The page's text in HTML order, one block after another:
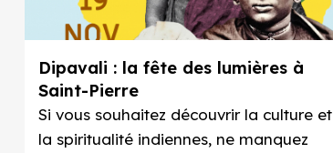
Dipavali : la fête des lumières à
Saint-Pierre
Si vous souhaitez découvrir la culture et
la spiritualité indiennes, ne manquez